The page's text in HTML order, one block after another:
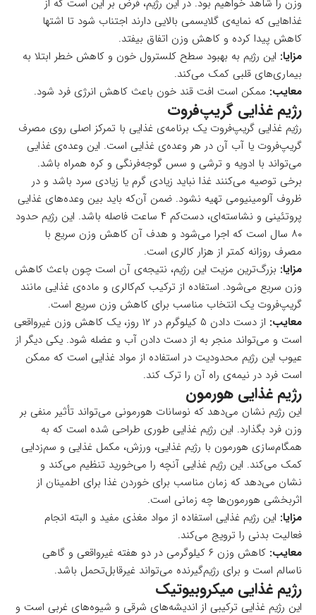
وزن را شاهد خواهیم بود. در این رژیم، فرض بر این است که از
غذاهایی که نمایه‌ی گلایسمی بالایی دارند اجتناب شود تا اشتها
کاهش پیدا کرده و کاهش وزن اتفاق بیفتد.
مزایا: این رژیم به بهبود سطح کلسترول خون و کاهش خطر ابتلا به
بیماری‌های قلبی کمک می‌کند.
معایب: ممکن است افت قند خون باعث کاهش انرژی فرد شود.
رژیم غذایی گریپ‌فروت
رژیم غذایی گریپ‌فروت یک برنامه‌ی غذایی با تمرکز اصلی روی مصرف
گریپ‌فروت یا آب آن در هر وعده‌ی غذایی است. این وعده‌ی غذایی
می‌تواند با ادویه و ترشی و سس گوجه‌فرنگی و کره همراه باشد.
برخی توصیه می‌کنند غذا نباید زیادی گرم یا زیادی سرد باشد و در
ظروف آلومینیومی تهیه نشود. ضمن آن‌که باید بین وعده‌های غذایی
پروتئینی و نشاسته‌ای، دست‌کم ۴ ساعت فاصله باشد. این رژیم حدود
۸۰ سال است که اجرا می‌شود و هدف آن کاهش وزن سریع با
مصرف روزانه کمتر از هزار کالری است.
مزایا: بزرگ‌ترین مزیت این رژیم، نتیجه‌ی آن است چون باعث کاهش
وزن سریع می‌شود. استفاده از ترکیب کم‌کالری و ماده‌ی غذایی مانند
گریپ‌فروت یک انتخاب مناسب برای کاهش وزن سریع است.
معایب:‌
از دست دادن ۵ کیلوگرم در ۱۲ روز، یک کاهش وزن غیرواقعی
است و می‌تواند منجر به از دست دادن آب و عضله شود. یکی دیگر از
عیوب این رژیم محدودیت در استفاده از مواد غذایی است که ممکن
است فرد در نیمه‌ی راه آن را ترک کند.
رژیم غذایی هورمون
این رژیم نشان می‌دهد که نوسانات هورمونی می‌تواند تأثیر منفی بر
وزن فرد بگذارد. این رژیم غذایی طوری طراحی شده است که به
همگام‌سازی هورمون با رژیم غذایی، ورزش، مکمل غذایی و سم‌زدایی
کمک می‌کند. این رژیم غذایی آنچه را می‌خورید تنظیم می‌کند و
نشان می‌دهد که زمان مناسب برای خوردن غذا برای اطمینان از
اثربخشی هورمون‌ها چه زمانی است.
مزایا: این رژیم غذایی استفاده از مواد مغذی مفید و البته انجام
فعالیت بدنی را ترویج می‌کند.
معایب:
کاهش وزن ۶ کیلوگرمی در دو هفته غیرواقعی و گاهی
ناسالم است و برای رژیم‌گیرنده می‌تواند غیرقابل‌تحمل باشد.
رژیم غذایی میکروبیوتیک
این رژیم غذایی ترکیبی از اندیشه‌های شرقی و شیوه‌های غربی است و